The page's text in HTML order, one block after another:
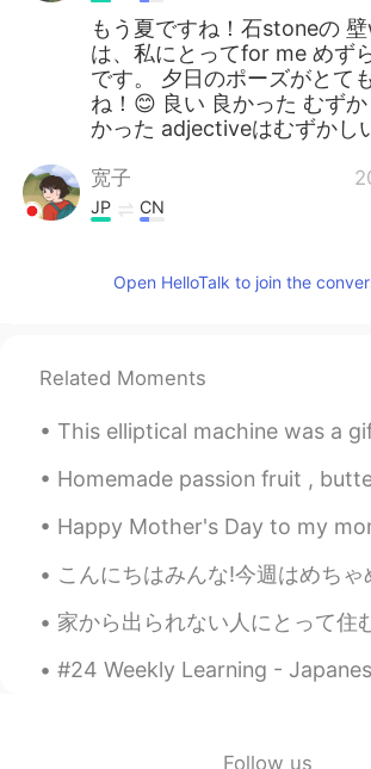
もう夏ですね！石stoneの
は、私にとってfor me めず
です。 夕日のポーズがとて
ね！😊 良い 良かった むず
かった adjectiveはむずかし
宽子
JP CN
Anisa
@Daniyal daniyal
find a more suitable partner
exchange😅 all the best
learning
Anisa
EN JP
@Daniyal daniyal日本語を
Anisa
EN JP
@Hirosu その通りです！☀️
Open HelloTalk to join the
Related Moments
This elliptical machine was a gift from my husband’s employer to celebrate
Homemade passion fruit , buttercream and vanilla cake with passion
Happy Mother's Day to my mom and also to my sister! Thanks mom for
こんにちはみんな!今週はめちゃめちゃ楽しかったよ!毎日日本人の友達に会えるし,新しい友達を作れるし。もちろん,大学生活のせいでちょっと疲れてるけ
家から出られない人にとって住む空間は刑務所になってる感じ?〜これは自分の精神を強くする機会になれるかも知れない！ もちろん俺も感じてる、でも今
#24 Weekly Learning - Japanese 📝 Hello HT friends 😄, Welcome to my
Follow us